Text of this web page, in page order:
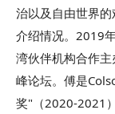
治以及自由世界
介绍情况。2019
湾伙伴机构合作
峰论坛。傅是
奖"（2020-2021